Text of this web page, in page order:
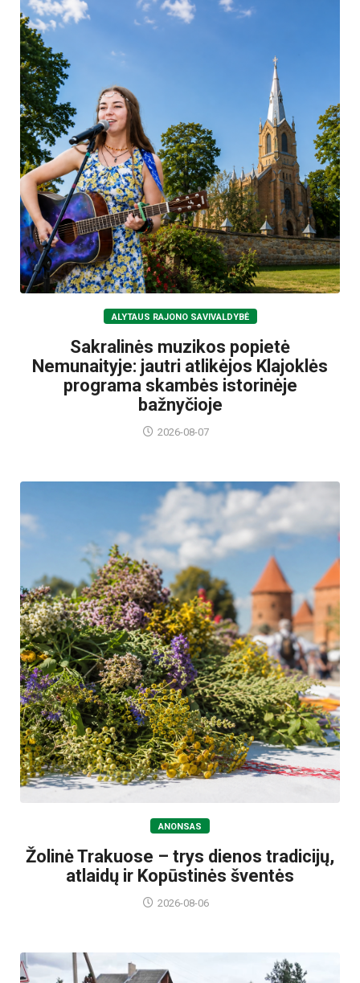
ALYTAUS RAJONO SAVIVALDYBĖ
Sakralinės muzikos popietė
Nemunaityje: jautri atlikėjos Klajoklės
programa skambės istorinėje
bažnyčioje
2026-08-07
ANONSAS
Žolinė Trakuose – trys dienos tradicijų,
atlaidų ir Kopūstinės šventės
2026-08-06